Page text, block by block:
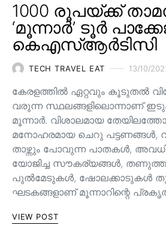
1000 രൂപയ്ക്ക്
‘മൂന്നാർ’ ടൂർ
കെഎസ്ആർടിസി
TECH TRAVEL EAT 13/10/
കേരളത്തിൽ ഏറ്റവും കൂടുതൽ
വരുന്ന സ്ഥലങ്ങളിലൊന്നാണ്
മൂന്നാർ. വിശാലമായ
മനോഹരമായ ചെറു പട്ടണങ്ങള്‍,
താഴ്ന്നും പോവുന്ന പാതകള്‍,
യോജിച്ച സൗകര്യങ്ങള്‍,
പുൽമേടുകൾ, ഷോലക്കാടുകൾ
ഘടകങ്ങളാണ് മൂന്നാറിന്റെ
VIEW POST